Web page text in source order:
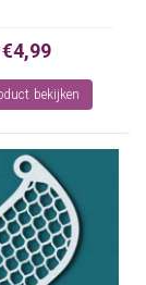
€4,99
bekijken